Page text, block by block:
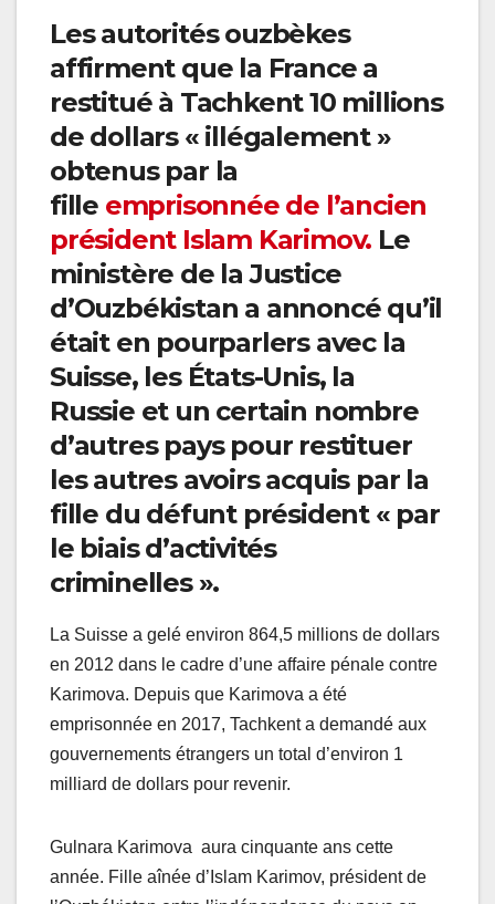
Les autorités ouzbèkes
affirment que la France a
restitué à Tachkent 10 millions
de dollars « illégalement »
obtenus par la
fille emprisonnée de l’ancien
président Islam Karimov. Le
ministère de la Justice
d’Ouzbékistan a annoncé qu’il
était en pourparlers avec la
Suisse, les États-Unis, la
Russie et un certain nombre
d’autres pays pour restituer
les autres avoirs acquis par la
fille du défunt président « par
le biais d’activités
criminelles ».
La Suisse a gelé environ 864,5 millions de dollars
en 2012 dans le cadre d’une affaire pénale contre
Karimova. Depuis que Karimova a été
emprisonnée en 2017, Tachkent a demandé aux
gouvernements étrangers un total d’environ 1
milliard de dollars pour revenir.
Gulnara Karimova aura cinquante ans cette
année. Fille aînée d’Islam Karimov, président de